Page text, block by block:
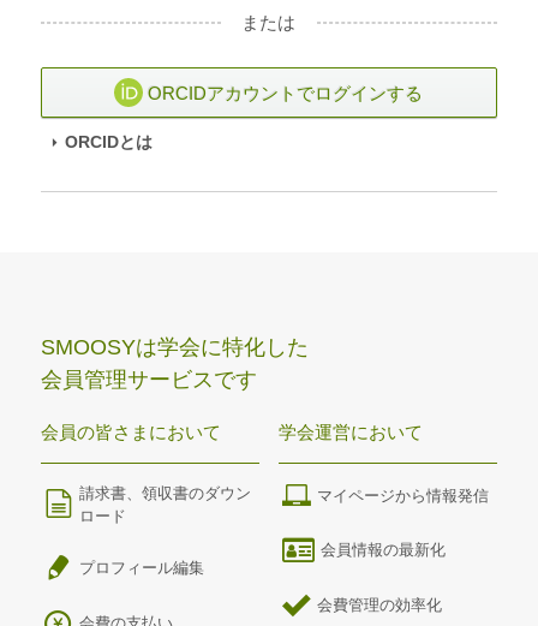
または
ORCIDアカウントでログインする
ORCIDとは
SMOOSYは学会に特化した
会員管理サービスです
会員の皆さまにおいて
請求書、領収書のダウン
ロード
プロフィール編集
学会運営において
マイページから情報発信
会員情報の最新化
会費管理の効率化